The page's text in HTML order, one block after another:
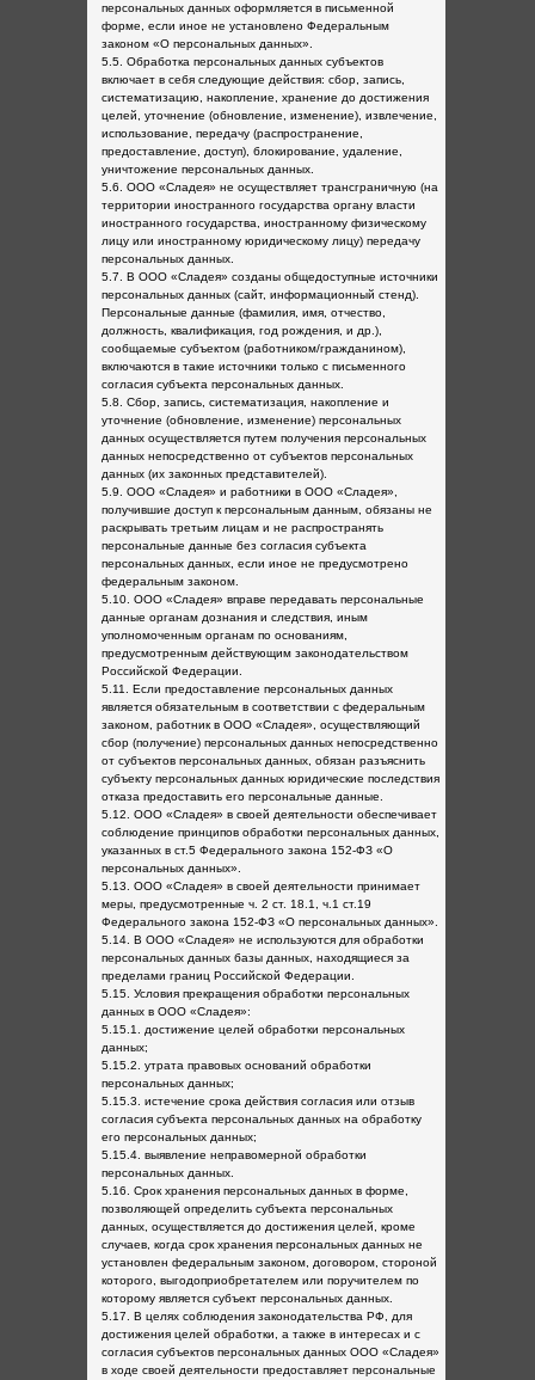
персональных данных оформляется в письменной
форме, если иное не установлено Федеральным
законом «О персональных данных».
5.5. Обработка персональных данных субъектов
включает в себя следующие действия: сбор, запись,
систематизацию, накопление, хранение до достижения
целей, уточнение (обновление, изменение), извлечение,
использование, передачу (распространение,
предоставление, доступ), блокирование, удаление,
уничтожение персональных данных.
5.6. ООО «Сладея» не осуществляет трансграничную (на
территории иностранного государства органу власти
иностранного государства, иностранному физическому
лицу или иностранному юридическому лицу) передачу
персональных данных.
5.7. В ООО «Сладея» созданы общедоступные источники
персональных данных (сайт, информационный стенд).
Персональные данные (фамилия, имя, отчество,
должность, квалификация, год рождения, и др.),
сообщаемые субъектом (работником/гражданином),
включаются в такие источники только с письменного
согласия субъекта персональных данных.
5.8. Сбор, запись, систематизация, накопление и
уточнение (обновление, изменение) персональных
данных осуществляется путем получения персональных
данных непосредственно от субъектов персональных
данных (их законных представителей).
5.9. ООО «Сладея» и работники в ООО «Сладея»,
получившие доступ к персональным данным, обязаны не
раскрывать третьим лицам и не распространять
персональные данные без согласия субъекта
персональных данных, если иное не предусмотрено
федеральным законом.
5.10. ООО «Сладея» вправе передавать персональные
данные органам дознания и следствия, иным
уполномоченным органам по основаниям,
предусмотренным действующим законодательством
Российской Федерации.
5.11. Если предоставление персональных данных
является обязательным в соответствии с федеральным
законом, работник в ООО «Сладея», осуществляющий
сбор (получение) персональных данных непосредственно
от субъектов персональных данных, обязан разъяснить
субъекту персональных данных юридические последствия
отказа предоставить его персональные данные.
5.12. ООО «Сладея» в своей деятельности обеспечивает
соблюдение принципов обработки персональных данных,
указанных в ст.5 Федерального закона 152-ФЗ «О
персональных данных».
5.13. ООО «Сладея» в своей деятельности принимает
меры, предусмотренные ч. 2 ст. 18.1, ч.1 ст.19
Федерального закона 152-ФЗ «О персональных данных».
5.14. В ООО «Сладея» не используются для обработки
персональных данных базы данных, находящиеся за
пределами границ Российской Федерации.
5.15. Условия прекращения обработки персональных
данных в ООО «Сладея»:
5.15.1. достижение целей обработки персональных
данных;
5.15.2. утрата правовых оснований обработки
персональных данных;
5.15.3. истечение срока действия согласия или отзыв
согласия субъекта персональных данных на обработку
его персональных данных;
5.15.4. выявление неправомерной обработки
персональных данных.
5.16. Срок хранения персональных данных в форме,
позволяющей определить субъекта персональных
данных, осуществляется до достижения целей, кроме
случаев, когда срок хранения персональных данных не
установлен федеральным законом, договором, стороной
которого, выгодоприобретателем или поручителем по
которому является субъект персональных данных.
5.17. В целях соблюдения законодательства РФ, для
достижения целей обработки, а также в интересах и с
согласия субъектов персональных данных ООО «Сладея»
в ходе своей деятельности предоставляет персональные